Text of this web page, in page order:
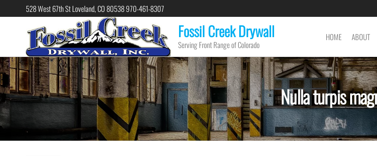
to
528 West 67th St Loveland, CO 80538 970-461-8307
Fossil Creek Drywall
Serving Front Range of Colorado
HOME ABOUT
Nulla turpis